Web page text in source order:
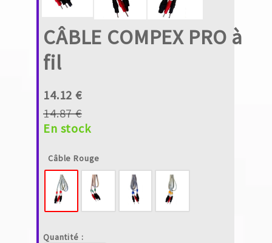
CÂBLE COMPEX PRO à
fil
14.12 €
14.87 €
En stock
Câble Rouge
Quantité :